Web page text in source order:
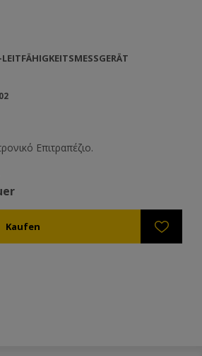
Επιτραπέζιο.